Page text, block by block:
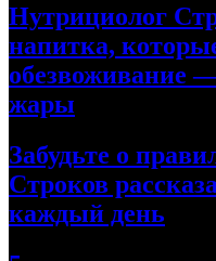
Нутрициолог
напитка,
обезвоживание
жары
Забудьте о
Строков
каждый день